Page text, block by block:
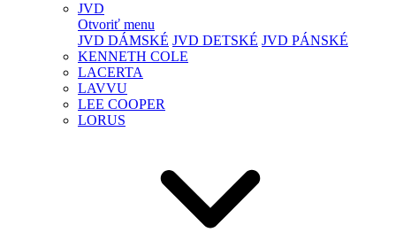
JVD
Otvoriť menu
JVD DÁMSKÉ JVD DETSKÉ JVD PÁNSKÉ
KENNETH COLE
LACERTA
LAVVU
LEE COOPER
LORUS